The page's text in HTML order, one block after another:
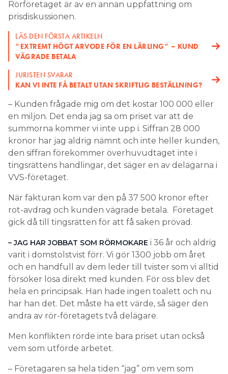
Rörföretaget är av en annan uppfattning om
prisdiskussionen.
LÄS DEN FÖRSTA ARTIKELN
”EXTREMT HÖGT ARVODE FÖR EN LÄRLING” – KUND
VÄGRADE BETALA
JURISTEN SVARAR
KAN VI INTE FÅ BETALT UTAN SKRIFTLIG BESTÄLLNING?
– Kunden frågade mig om det kostar 100 000 eller
en miljon. Det enda jag sa om priset var att de
summorna kommer vi inte upp i. Siffran 28 000
kronor har jag aldrig nämnt och inte heller kunden,
den siffran förekommer överhuvudtaget inte i
tingsrättens handlingar, det säger en av delägarna i
VVS-företaget.
När fakturan kom var den på 37 500 kronor efter
rot-avdrag och kunden vägrade betala. Företaget
gick då till tingsrätten för att få saken prövad.
– JAG HAR JOBBAT SOM RÖRMOKARE i 36 år och aldrig
varit i domstolstvist förr. Vi gör 1300 jobb om året
och en handfull av dem leder till tvister som vi alltid
försöker lösa direkt med kunden. För oss blev det
hela en principsak. Han hade ingen toalett och nu
har han det. Det måste ha ett värde, så säger den
andra av rör-företagets två delägare.
Men konflikten rörde inte bara priset utan också
vem som utförde arbetet.
– Företagaren sa hela tiden “jag” om vem som